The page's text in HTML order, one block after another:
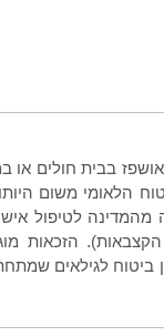
בבית חולים או
הלאומי משום
מהמדינה לטיפול
הזכאות
לגילאים